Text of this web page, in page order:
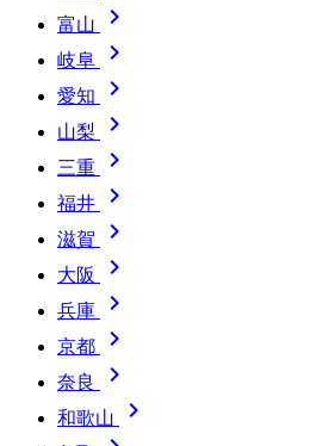
富山 
岐阜 
愛知 
山梨 
三重 
福井 
滋賀 
大阪 
兵庫 
京都 
奈良 
和歌山 